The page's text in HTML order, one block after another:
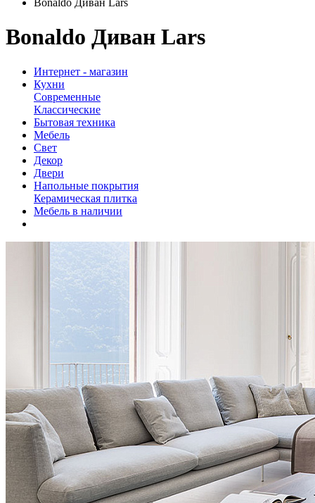
Bonaldo Диван Lars
Bonaldo Диван Lars
Интернет - магазин
Кухни
Современные
Классические
Бытовая техника
Мебель
Свет
Декор
Двери
Напольные покрытия
Керамическая плитка
Мебель в наличии